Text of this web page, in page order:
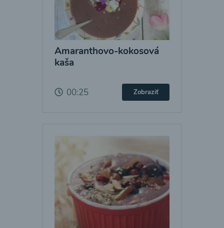
Amaranthovo-kokosová
kaša
00:25 Zobraziť